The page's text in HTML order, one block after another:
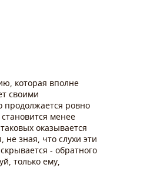
которая вполне
своими
продолжается ровно
менее
оказывается
зная, что слухи эти
- обратного
только ему,